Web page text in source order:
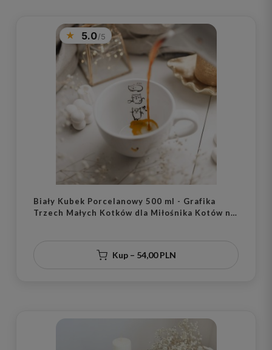
5.0
Biały Kubek Porcelanowy 500 ml - Grafika
Trzech Małych Kotków dla Miłośnika Kotów na
Kup – 54,00 PLN